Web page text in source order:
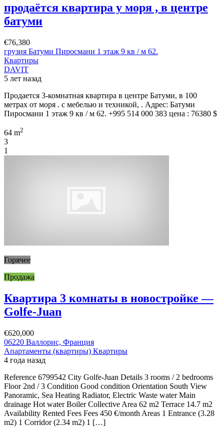
продаётся квартира у моря , в центре
батуми
€76,380
грузия Батуми Пиросмани 1 этаж 9 кв / м 62.
Квартиры
DAVIT
5 лет назад
Продается 3-комнатная квартира в центре Батуми, в 100
метрах от моря . с мебелью и техникой, . Адрес: Батуми
Пиросмани 1 этаж 9 кв / м 62. +995 514 000 383 цена : 76380 $
64 m2
3
1
Горячее
Продажа
Квартира 3 комнаты в новостройке —
Golfe-Juan
€620,000
06220 Валлорис, Франция
Апартаменты (квартиры) Квартиры
4 года назад
Reference 6799542 City Golfe-Juan Details 3 rooms / 2 bedrooms
Floor 2nd / 3 Condition Good condition Orientation South View
Panoramic, Sea Heating Radiator, Electric Waste water Main
drainage Hot water Boiler Collective Area 62 m2 Terrace 14.7 m2
Availability Rented Fees Fees 450 €/month Areas 1 Entrance (3.28
m2) 1 Corridor (2.34 m2) 1 […]